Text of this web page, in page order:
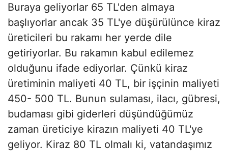
Buraya geliyorlar 65 TL'den almaya
başlıyorlar ancak 35 TL'ye düşürülünce kiraz
üreticileri bu rakamı her yerde dile
getiriyorlar. Bu rakamın kabul edilemez
olduğunu ifade ediyorlar. Çünkü kiraz
üretiminin maliyeti 40 TL, bir işçinin maliyeti
450- 500 TL. Bunun sulaması, ilacı, gübresi,
budaması gibi giderleri düşündüğümüz
zaman üreticiye kirazın maliyeti 40 TL'ye
geliyor. Kiraz 80 TL olmalı ki, vatandaşımız